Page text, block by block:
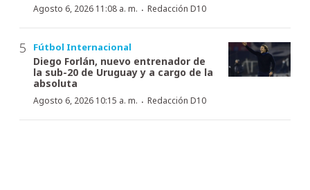
Agosto 6, 2026 11:08 a. m. · Redacción D10
Fútbol Internacional
Diego Forlán, nuevo entrenador de
la sub-20 de Uruguay y a cargo de la
absoluta
Agosto 6, 2026 10:15 a. m. · Redacción D10